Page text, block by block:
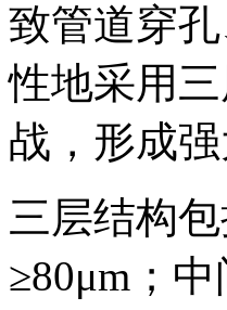
致管道穿
性地采用
战，形成
三层结构
≥80μm；